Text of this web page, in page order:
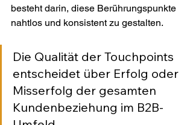
besteht darin, diese Berührungspunkte
nahtlos und konsistent zu gestalten.
Die Qualität der Touchpoints
entscheidet über Erfolg oder
Misserfolg der gesamten
Kundenbeziehung im B2B-